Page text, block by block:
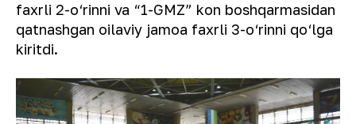
faxrli 2-o‘rinni va “1-GMZ” kon boshqarmasidan
qatnashgan oilaviy jamoa faxrli 3-o‘rinni qo‘lga
kiritdi.